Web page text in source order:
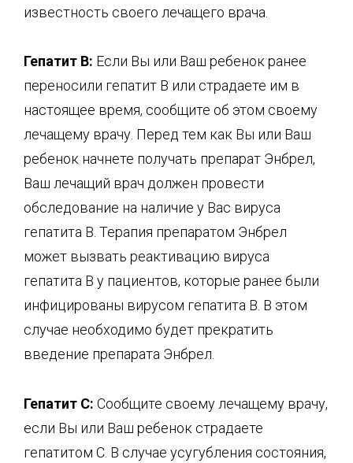
известность своего лечащего врача.
Гепатит В: Если Вы или Ваш ребенок ранее
переносили гепатит В или страдаете им в
настоящее время, сообщите об этом своему
лечащему врачу. Перед тем как Вы или Ваш
ребенок начнете получать препарат Энбрел,
Ваш лечащий врач должен провести
обследование на наличие у Вас вируса
гепатита В. Терапия препаратом Энбрел
может вызвать реактивацию вируса
гепатита В у пациентов, которые ранее были
инфицированы вирусом гепатита В. В этом
случае необходимо будет прекратить
введение препарата Энбрел.
Гепатит С: Сообщите своему лечащему врачу,
если Вы или Ваш ребенок страдаете
гепатитом С. В случае усугубления состояния,